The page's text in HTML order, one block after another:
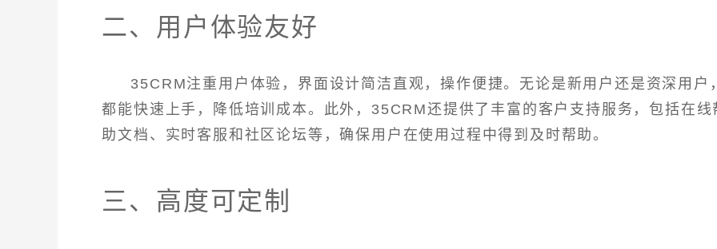
二、用户体验友好
35CRM注重用户体验，界面设计简洁直观，操作便捷。无论是新用户还是资深用户，
都能快速上手，降低培训成本。此外，35CRM还提供了丰富的客户支持服务，包括在线
助文档、实时客服和社区论坛等，确保用户在使用过程中得到及时帮助。
三、高度可定制